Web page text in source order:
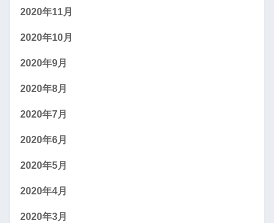
2020年11月
2020年10月
2020年9月
2020年8月
2020年7月
2020年6月
2020年5月
2020年4月
2020年3月